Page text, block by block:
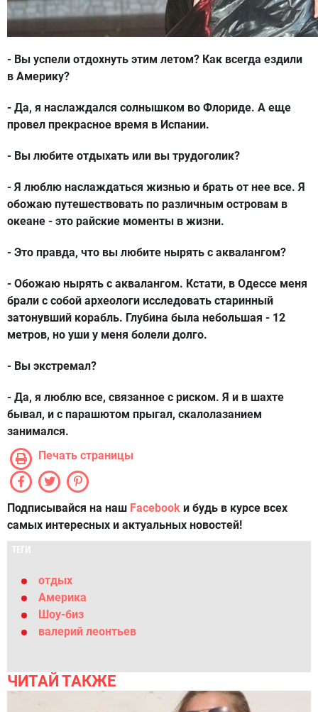
- Вы успели отдохнуть этим летом? Как всегда ездили
в Америку?
- Да, я наслаждался солнышком во Флориде. А еще
провел прекрасное время в Испании.
- Вы любите отдыхать или вы трудоголик?
- Я люблю наслаждаться жизнью и брать от нее все. Я
обожаю путешествовать по различным островам в
океане - это райские моменты в жизни.
- Это правда, что вы любите нырять с аквалангом?
- Обожаю нырять с аквалангом. Кстати, в Одессе меня
брали с собой археологи исследовать старинный
затонувший корабль. Глубина была небольшая - 12
метров, но уши у меня болели долго.
- Вы экстремал?
- Да, я люблю все, связанное с риском. Я и в шахте
бывал, и с парашютом прыгал, скалолазанием
занимался.
Печать страницы
Подписывайся на наш Facebook и будь в курсе всех
самых интересных и актуальных новостей!
ТЕГИ
отдых
Америка
Шоу-биз
валерий леонтьев
ЧИТАЙ ТАКЖЕ